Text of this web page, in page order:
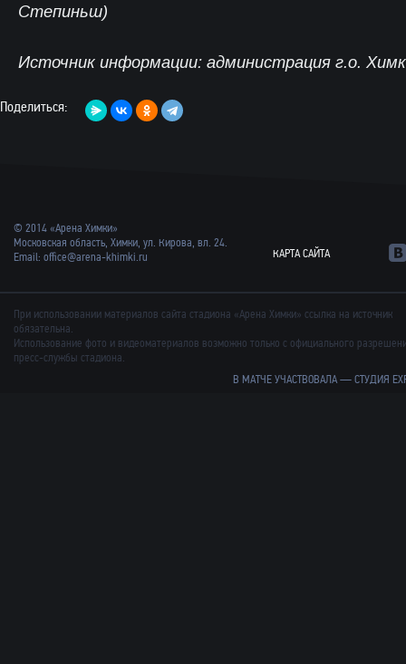
Степиньш)
Источник информации: администрация г.о.
Поделиться:
© 2014 «Арена Химки»
Московская область, Химки, ул. Кирова, вл. 24.
Email: office@arena-khimki.ru КАРТА САЙТА
При использовании материалов сайта стадиона «Арена Химки» ссылка на источник
обязательна.
Использование фото и видеоматериалов возможно только с официального
пресс-службы стадиона.
В МАТЧЕ УЧАСТВОВАЛА —СТУДИЯ